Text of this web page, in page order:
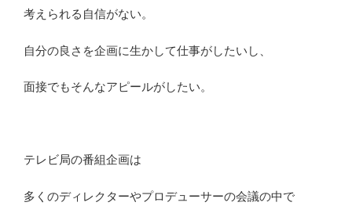
こ
を
介”
考えられる自信がない。
自分の良さを企画に生かして仕事がしたいし、
面接でもそんなアピールがしたい。
テレビ局の番組企画は
多くのディレクターやプロデューサーの会議の中で